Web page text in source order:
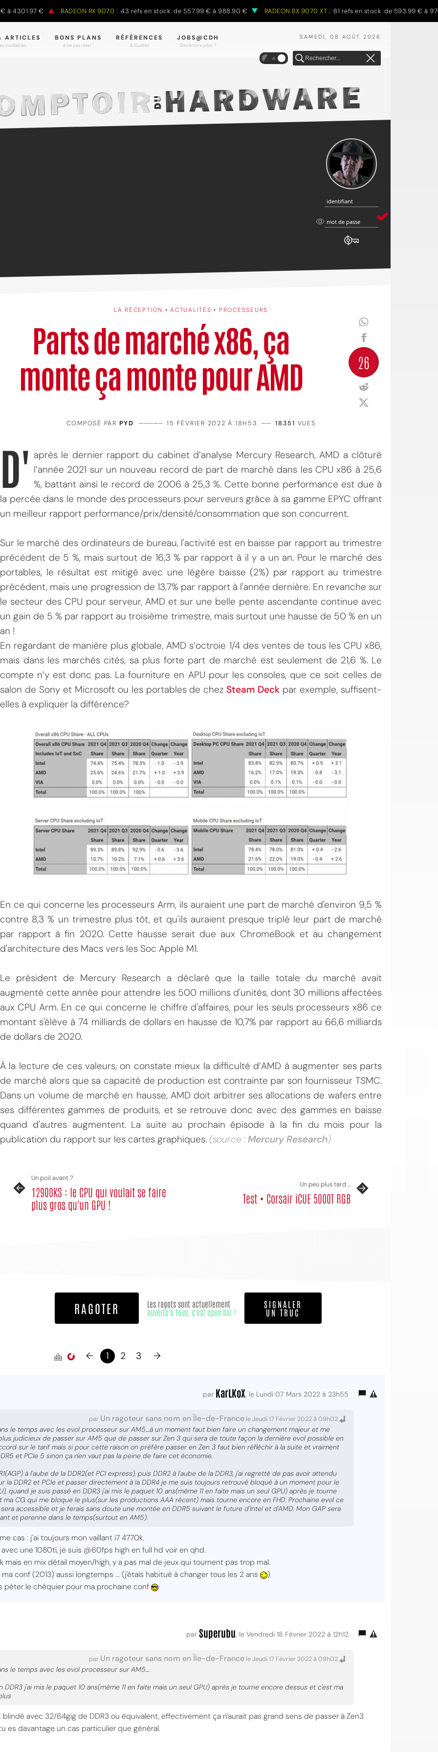
4301.97 € RADEON RX 9070 : 43 refs en stock de 557.99 € à 988.90 € RADEON RX 9070 XT : 61 refs en stock de 593.99 € à
SAMEDI, 08 AOÛT 2026
ARTICLES
incollables.
BONS PLANS
à ne pas rater !
RÉFÉRENCES
& Guides
JOBS@CDH
Deviendre pilier ?
A
identifiant
identifiant
mot
mot de passe
LA RÉCEPTION •ACTUALITÉS • PROCESSEURS
Parts de marché x86, ça
monte ça monte pour AMD
26
COMPOSÉ PAR PYD ————— 15 FÉVRIER 2022 À 18H53 —— 18351 VUES
D' après le dernier rapport du cabinet d’analyse Mercury Research, AMD a clôturé
l’année 2021 sur un nouveau record de part de marché dans les CPU x86 à 25,6
%, battant ainsi le record de 2006 à 25,3 %. Cette bonne performance est due à
la percée dans le monde des processeurs pour serveurs grâce à sa gamme EPYC offrant
un meilleur rapport performance/prix/densité/consommation que son concurrent.
Sur le marché des ordinateurs de bureau, l'activité est en baisse par rapport au trimestre
précédent de 5 %, mais surtout de 16,3 % par rapport à il y a un an. Pour le marché des
portables, le résultat est mitigé avec une légère baisse (2%) par rapport au trimestre
précédent, mais une progression de 13,7% par rapport à l'année dernière. En revanche sur
le secteur des CPU pour serveur, AMD et sur une belle pente ascendante continue avec
un gain de 5 % par rapport au troisième trimestre, mais surtout une hausse de 50 % en un
an !
En regardant de manière plus globale, AMD s’octroie 1/4 des ventes de tous les CPU x86,
mais dans les marchés cités, sa plus forte part de marché est seulement de 21,6 %. Le
compte n’y est donc pas. La fourniture en APU pour les consoles, que ce soit celles de
salon de Sony et Microsoft ou les portables de chez Steam Deck par exemple, suffisent-
elles à expliquer la différence?
En ce qui concerne les processeurs Arm, ils auraient une part de marché d'environ 9,5 %
contre 8,3 % un trimestre plus tôt, et qu'ils auraient presque triplé leur part de marché
par rapport à fin 2020. Cette hausse serait due aux ChromeBook et au changement
d'architecture des Macs vers les Soc Apple M1.
Le président de Mercury Research a déclaré que la taille totale du marché avait
augmenté cette année pour attendre les 500 millions d'unités, dont 30 millions affectées
aux CPU Arm. En ce qui concerne le chiffre d'affaires, pour les seuls processeurs x86 ce
montant s'élève à 74 milliards de dollars en hausse de 10,7% par rapport au 66,6 milliards
de dollars de 2020.
À la lecture de ces valeurs, on constate mieux la difficulté d’AMD à augmenter ses parts
de marché alors que sa capacité de production est contrainte par son fournisseur TSMC.
Dans un volume de marché en hausse, AMD doit arbitrer ses allocations de wafers entre
ses différentes gammes de produits, et se retrouve donc avec des gammes en baisse
quand d'autres augmentent. La suite au prochain épisode à la fin du mois pour la
publication du rapport sur les cartes graphiques. (source : Mercury Research)
Un poil avant ?
12900KS : le CPU qui voulait se faire
plus gros qu'un GPU !
Un peu plus tard ...
Test • Corsair iCUE 5000T RGB
RAGOTER
Les ragots sont actuellement
ouverts à tous, c'est open bar !
SIGNALER
UN TRUC
← 1 2 3 →
par KarLKoX, le Lundi 07 Mars 2022 à 23h55
par Un ragoteur sans nom en Île-de-France le Jeudi 17 Février 2022 à 09h02
le temps avec les evol processeur sur AM5....à un moment faut bien faire un changement majeur et me
judicieux de passer sur AM5 que de passer sur Zen 3 qui sera de toute façon la dernière evol possible en
sur le tarif mais si pour cette raison on préfère passer en Zen 3 faut bien réfléchir à la suite et vraiment
et PCIe 5 sinon ça n'en vaut pas la peine de faire cet économie.
à l'aube de la DDR2(et PCI express), puis DDR2 à l'aube de la DDR3, j'ai regretté de pas avoir attendu
la DDR2 et PCIe et passer directement à la DDR4 je me suis toujours retrouvé bloqué à un moment pour le
quand je suis passé en DDR3 j'ai mis le paquet 10 ans(même 11 en faite mais un seul GPU) après je tourne
CG qui me bloque le plus(sur les productions AAA récent) mais tourne encore en FHD. Prochaine evol ce
accessible et je ferais sans doute une montée en DDR5 suivant le future d'Intel et d'AMD. Mon GAP sera
et perenne dans le temps(surtout en AM5).
cas : j'ai toujours mon vaillant i7 4770k.
une 1080ti, je suis @60fps high en full hd voir en qhd.
mais en mix détail moyen/high, y a pas mal de jeux qui tournent pas trop mal.
conf (2013) aussi longtemps ... (j'étais habitué à changer tous les 2 ans
)
péter le chéquier pour ma prochaine conf
par Superubu, le Vendredi 18 Février 2022 à 12h12
par Un ragoteur sans nom en Île-de-France le Jeudi 17 Février 2022 à 09h02
le temps avec les evol processeur sur AM5....
DDR3 j'ai mis le paquet 10 ans(même 11 en faite mais un seul GPU) après je tourne encore dessus et c'est ma
blindé avec 32/64gig de DDR3 ou équivalent, effectivement ça n'aurait pas grand sens de passer à Zen3
es davantage un cas particulier que général.